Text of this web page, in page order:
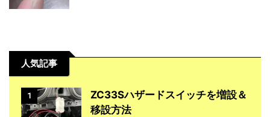
人気記事
1
ZC33Sハザードスイッチを増設＆
移設方法